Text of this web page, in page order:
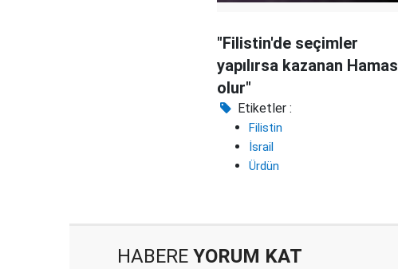
"Filistin'de seçimler
yapılırsa kazanan Hamas
olur"
Etiketler :
Filistin
İsrail
Ürdün
HABERE YORUM KAT